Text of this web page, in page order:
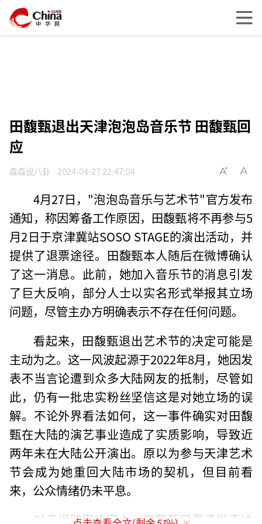
田馥甄退出天津泡泡岛音乐节 田馥甄回
应
森森说八卦 2024-04-27 22:47:04
4月27日，"泡泡岛音乐与艺术节"官方发布
通知，称因筹备工作原因，田馥甄将不再参与5
月2日于京津冀站SOSO STAGE的演出活动，并
提供了退票途径。田馥甄本人随后在微博确认
了这一消息。此前，她加入音乐节的消息引发
了巨大反响，部分人士以实名形式举报其立场
问题，尽管主办方明确表示不存在任何问题。
看起来，田馥甄退出艺术节的决定可能是
主动为之。这一风波起源于2022年8月，她因发
表不当言论遭到众多大陆网友的抵制，尽管如
此，仍有一批忠实粉丝坚信这是对她立场的误
解。不论外界看法如何，这一事件确实对田馥
甄在大陆的演艺事业造成了实质影响，导致近
两年未在大陆公开演出。原以为参与天津艺术
节会成为她重回大陆市场的契机，但目前看
来，公众情绪仍未平息。
对于缓解舆论压力，田馥甄只需清晰表达